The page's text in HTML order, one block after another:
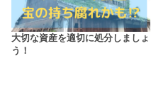
大切な資産を適切に処分しましょ
う！